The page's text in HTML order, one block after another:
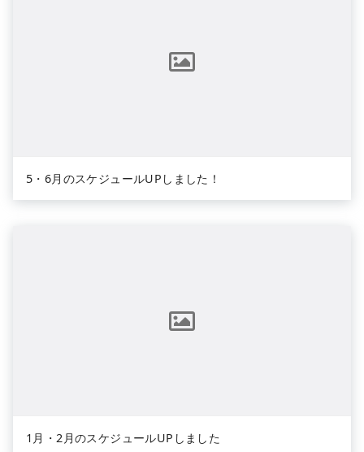
5・6月のスケジュールUPしました！
1月・2月のスケジュールUPしました